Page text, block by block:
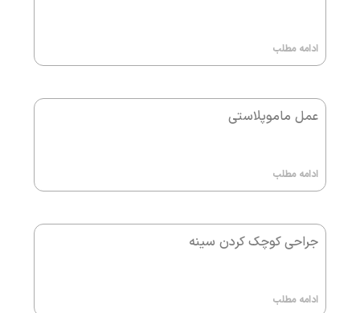
ادامه مطلب
عمل ماموپلاستی
ادامه مطلب
جراحی کوچک کردن سینه
ادامه مطلب